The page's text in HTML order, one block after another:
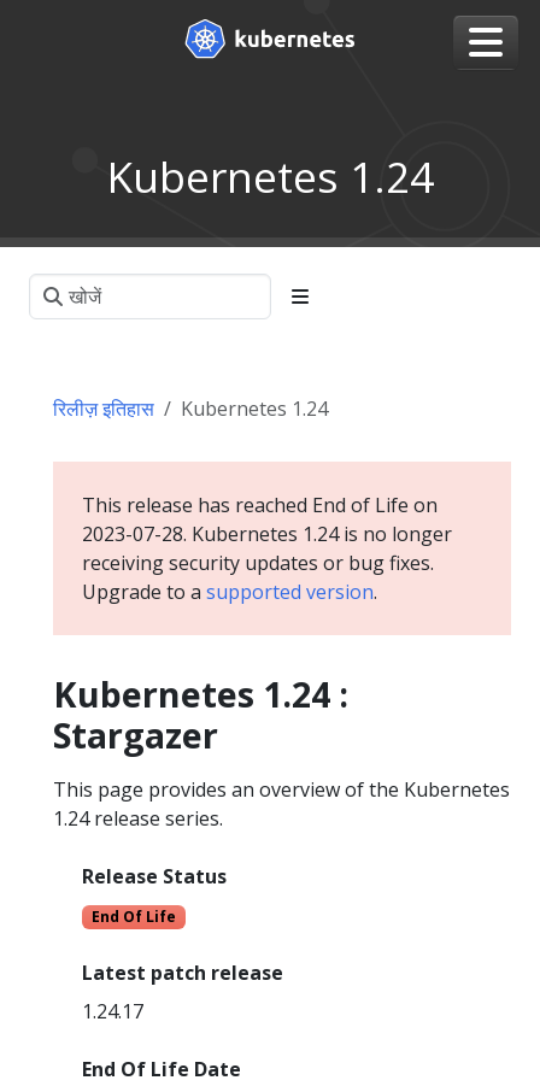
Kubernetes 1.24
रिलीज़ इतिहास Kubernetes 1.24
This release has reached End of Life on
2023-07-28. Kubernetes 1.24 is no longer
receiving security updates or bug fixes.
Upgrade to a supported version.
Kubernetes 1.24 :
Stargazer
This page provides an overview of the Kubernetes
1.24 release series.
Release Status
End Of Life
Latest patch release
1.24.17
End Of Life Date